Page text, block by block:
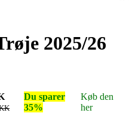
2025/26
Du sparer
35%
Køb den
her